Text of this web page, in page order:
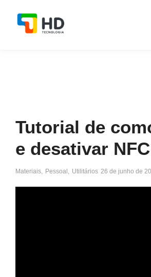
Tutorial de
e desativar
Materiais, Pessoal , Utilitários 26 de junho de